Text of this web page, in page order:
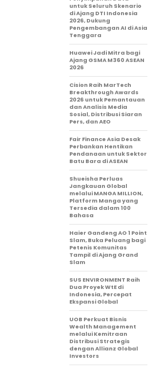
untuk Seluruh Skenario
di Ajang DTI Indonesia
2026, Dukung
Pengembangan AI di Asia
Tenggara
Huawei Jadi Mitra bagi
Ajang GSMA M360 ASEAN
2026
Cision Raih MarTech
Breakthrough Awards
2026 untuk Pemantauan
dan Analisis Media
Sosial, Distribusi Siaran
Pers, dan AEO
Fair Finance Asia Desak
Perbankan Hentikan
Pendanaan untuk Sektor
Batu Bara di ASEAN
Shueisha Perluas
Jangkauan Global
melalui MANGA MILLION,
Platform Manga yang
Tersedia dalam 100
Bahasa
Haier Gandeng AO 1 Point
Slam, Buka Peluang bagi
Petenis Komunitas
Tampil di Ajang Grand
Slam
SUS ENVIRONMENT Raih
Dua Proyek WtE di
Indonesia, Percepat
Ekspansi Global
UOB Perkuat Bisnis
Wealth Management
melalui Kemitraan
Distribusi Strategis
dengan Allianz Global
Investors